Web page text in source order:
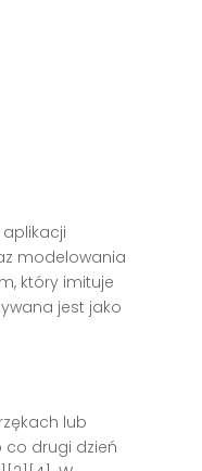
modelowania
który imituje
jest jako
lub
drugi dzień